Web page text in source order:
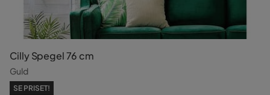
Cilly Spegel 76 cm
Guld
SE PRISET!